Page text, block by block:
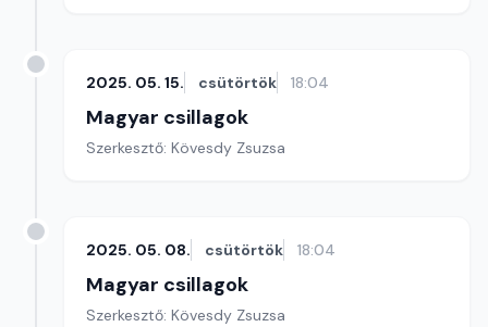
2025. 05. 15. csütörtök 18:04
Magyar csillagok
Szerkesztő: Kövesdy Zsuzsa
2025. 05. 08. csütörtök 18:04
Magyar csillagok
Szerkesztő: Kövesdy Zsuzsa